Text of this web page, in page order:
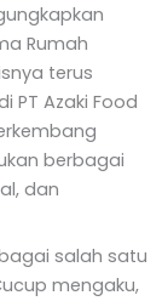
Rumah
terus
Azaki Food
berbagai
dan
salah satu
mengaku,